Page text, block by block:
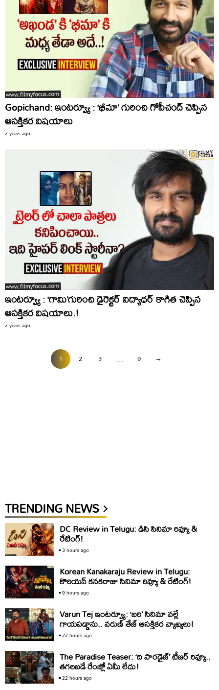
Gopichand: ఇంటర్వ్యూ : ‘భీమా’ గురించి గోపీచంద్ చెప్పిన
ఆసక్తికర విషయాలు
2 years ago
ఇంటర్వ్యూ : ‘గామి’గురించి డైరెక్టర్ విద్యాధర్ కాగిత చెప్పిన
ఆసక్తికర విషయాలు.!
2 years ago
1 2 3 … 9 →
TRENDING NEWS
DC Review in Telugu: డిసి సినిమా రివ్యూ &
రేటింగ్!
3 hours ago
Korean Kanakaraju Review in Telugu:
కొరియ‌న్ క‌న‌క‌రాజు సినిమా రివ్యూ & రేటింగ్!
9 hours ago
Varun Tej ఇంటర్వ్యూ: ‘బరి’ సినిమా వల్లే
గాయపడ్డాను.. వరుణ్ తేజ్ ఆసక్తికర వ్యాఖ్యలు!
22 hours ago
The Paradise Teaser: ‘ది పారడైజ్’ టీజర్ రివ్యూ..
తగలబడే రేంజ్లో ఏమీ లేదు!
22 hours ago